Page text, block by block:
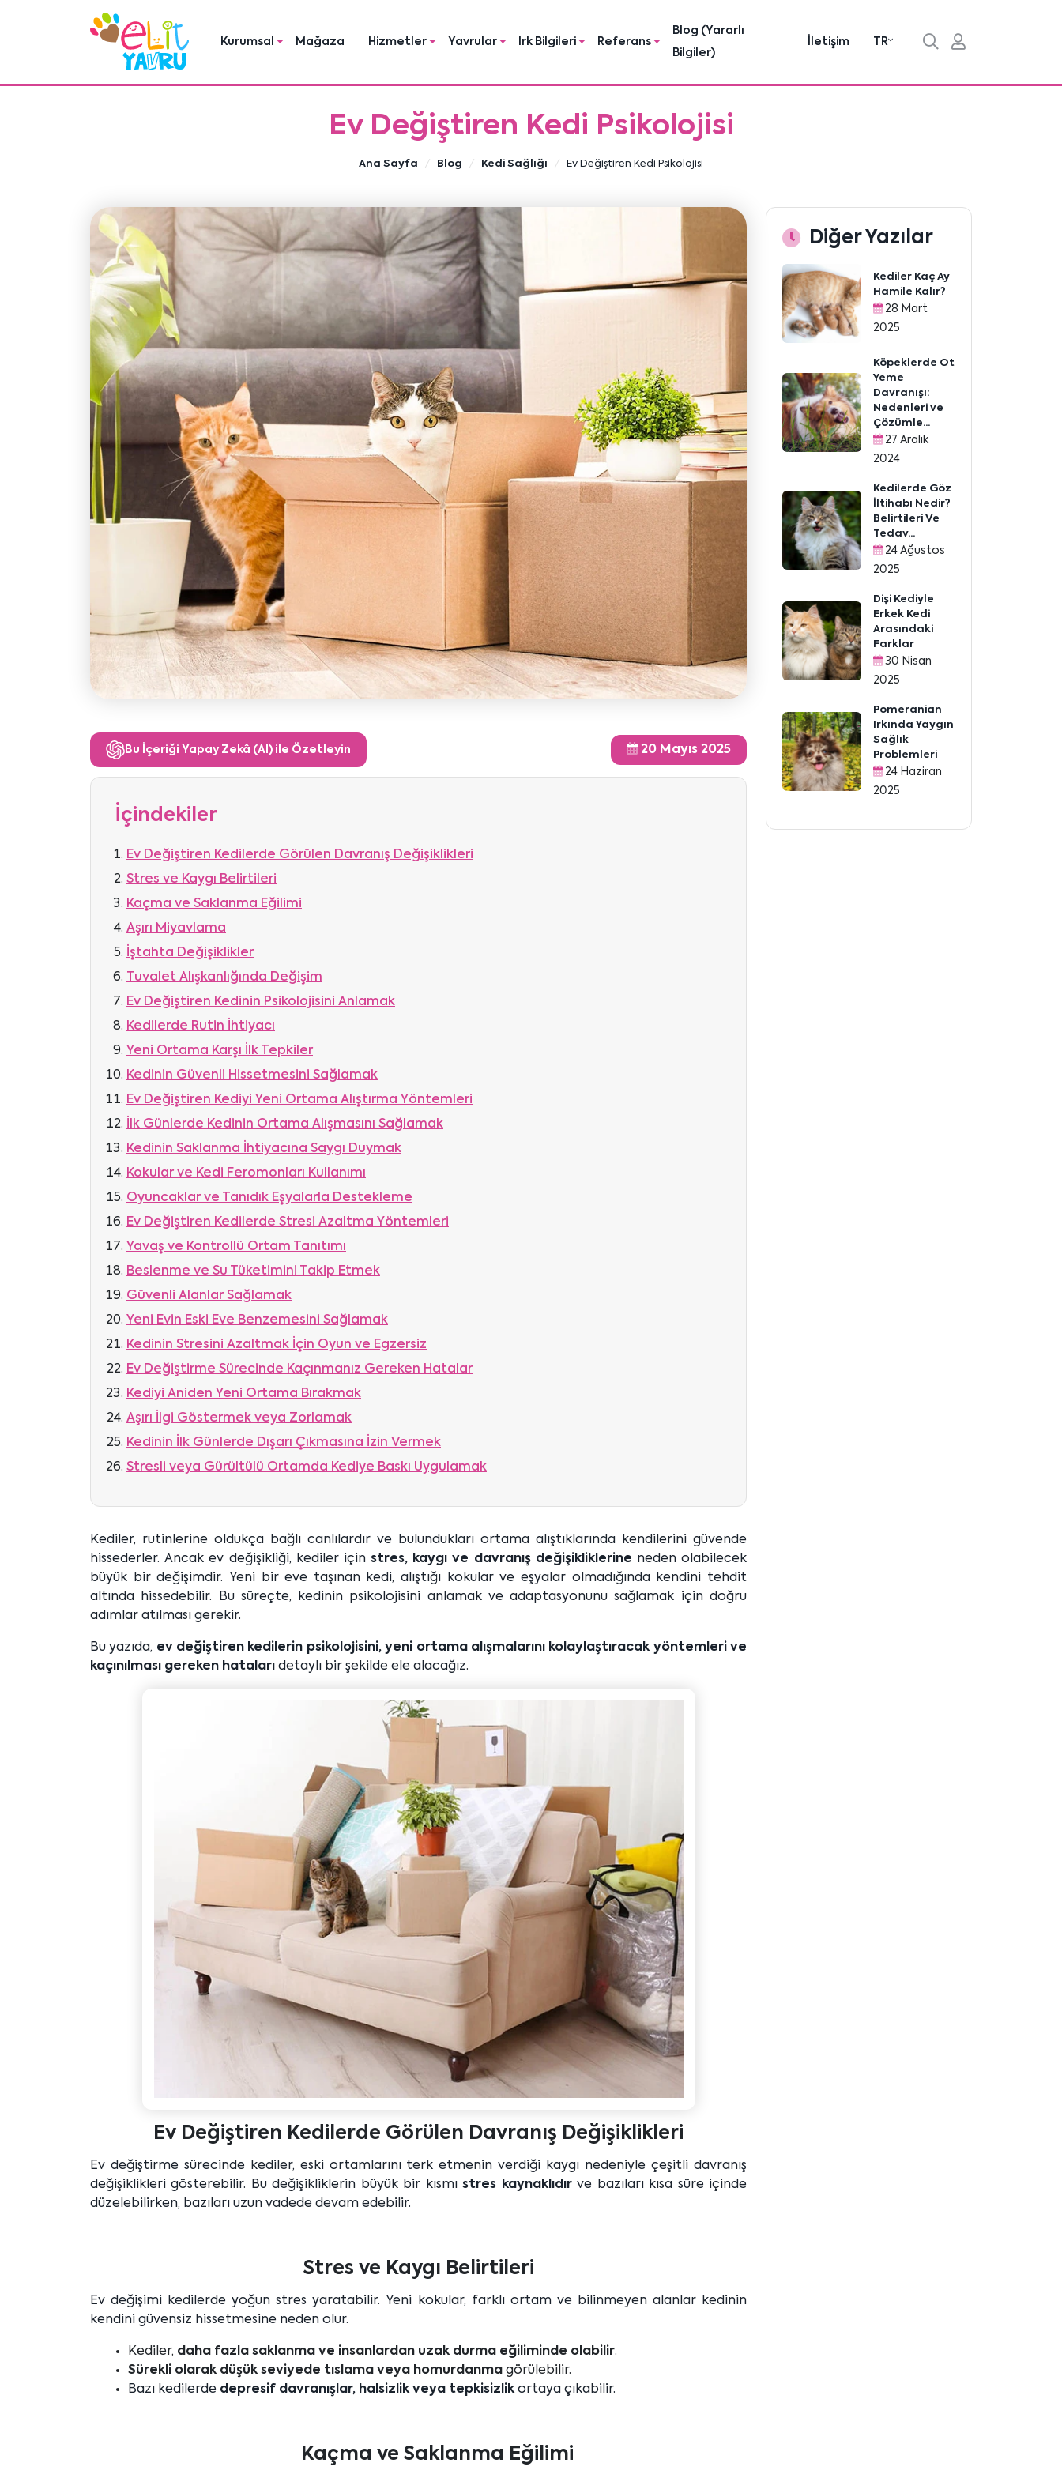
Kurumsal Mağaza Hizmetler Yavrular Irk Bilgileri Referans
Blog (Yararlı
Bilgiler)
İletişim TR
Ev Değiştiren Kedi Psikolojisi
Ana Sayfa Blog Kedi Sağlığı Ev Değiştiren Kedi Psikolojisi
Bu İçeriği Yapay Zekâ (AI) ile Özetleyin 20 Mayıs 2025
İçindekiler
Ev Değiştiren Kedilerde Görülen Davranış Değişiklikleri
Stres ve Kaygı Belirtileri
Kaçma ve Saklanma Eğilimi
Aşırı Miyavlama
İştahta Değişiklikler
Tuvalet Alışkanlığında Değişim
Ev Değiştiren Kedinin Psikolojisini Anlamak
Kedilerde Rutin İhtiyacı
Yeni Ortama Karşı İlk Tepkiler
Kedinin Güvenli Hissetmesini Sağlamak
Ev Değiştiren Kediyi Yeni Ortama Alıştırma Yöntemleri
İlk Günlerde Kedinin Ortama Alışmasını Sağlamak
Kedinin Saklanma İhtiyacına Saygı Duymak
Kokular ve Kedi Feromonları Kullanımı
Oyuncaklar ve Tanıdık Eşyalarla Destekleme
Ev Değiştiren Kedilerde Stresi Azaltma Yöntemleri
Yavaş ve Kontrollü Ortam Tanıtımı
Beslenme ve Su Tüketimini Takip Etmek
Güvenli Alanlar Sağlamak
Yeni Evin Eski Eve Benzemesini Sağlamak
Kedinin Stresini Azaltmak İçin Oyun ve Egzersiz
Ev Değiştirme Sürecinde Kaçınmanız Gereken Hatalar
Kediyi Aniden Yeni Ortama Bırakmak
Aşırı İlgi Göstermek veya Zorlamak
Kedinin İlk Günlerde Dışarı Çıkmasına İzin Vermek
Stresli veya Gürültülü Ortamda Kediye Baskı Uygulamak
Kediler, rutinlerine oldukça bağlı canlılardır ve bulundukları ortama alıştıklarında kendilerini güvende
hissederler. Ancak ev değişikliği, kediler için stres, kaygı ve davranış değişikliklerine neden olabilecek
büyük bir değişimdir. Yeni bir eve taşınan kedi, alıştığı kokular ve eşyalar olmadığında kendini tehdit
altında hissedebilir. Bu süreçte, kedinin psikolojisini anlamak ve adaptasyonunu sağlamak için doğru
adımlar atılması gerekir.
Bu yazıda, ev değiştiren kedilerin psikolojisini, yeni ortama alışmalarını kolaylaştıracak yöntemleri ve
kaçınılması gereken hataları detaylı bir şekilde ele alacağız.
Ev Değiştiren Kedilerde Görülen Davranış Değişiklikleri
Ev değiştirme sürecinde kediler, eski ortamlarını terk etmenin verdiği kaygı nedeniyle çeşitli davranış
değişiklikleri gösterebilir. Bu değişikliklerin büyük bir kısmıstres kaynaklıdırve bazıları kısa süre içinde
düzelebilirken, bazıları uzun vadede devam edebilir.
Stres ve Kaygı Belirtileri
Ev değişimi kedilerde yoğun stres yaratabilir. Yeni kokular, farklı ortam ve bilinmeyen alanlar kedinin
kendini güvensiz hissetmesine neden olur.
Kediler, daha fazla saklanma ve insanlardan uzak durma eğiliminde olabilir.
Sürekli olarak düşük seviyede tıslama veya homurdanma görülebilir.
Bazı kedilerde depresif davranışlar, halsizlik veya tepkisizlikortaya çıkabilir.
Kaçma ve Saklanma Eğilimi
Diğer Yazılar
Kediler Kaç Ay
Hamile Kalır?
28 Mart
2025
Köpeklerde Ot
Yeme
Davranışı:
Nedenleri ve
Çözümle...
27 Aralık
2024
Kedilerde Göz
İltihabı Nedir?
Belirtileri Ve
Tedav...
24 Ağustos
2025
Dişi Kediyle
Erkek Kedi
Arasındaki
Farklar
30 Nisan
2025
Pomeranian
Irkında Yaygın
Sağlık
Problemleri
24 Haziran
2025